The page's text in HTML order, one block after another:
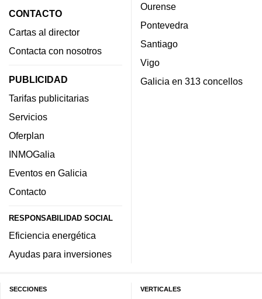
CONTACTO
Cartas al director
Contacta con nosotros
PUBLICIDAD
Tarifas publicitarias
Servicios
Oferplan
INMOGalia
Eventos en Galicia
Contacto
RESPONSABILIDAD SOCIAL
Eficiencia energética
Ayudas para inversiones
Ourense
Pontevedra
Santiago
Vigo
Galicia en 313 concellos
SECCIONES VERTICALES